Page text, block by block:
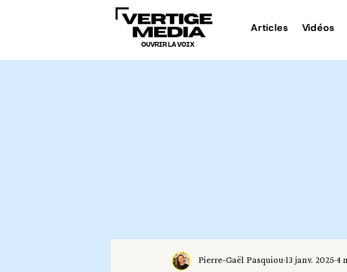
OUVRIR LA VOIX
Articles Vidéos
Pierre-Gaël Pasquiou 13 janv. 2025 4